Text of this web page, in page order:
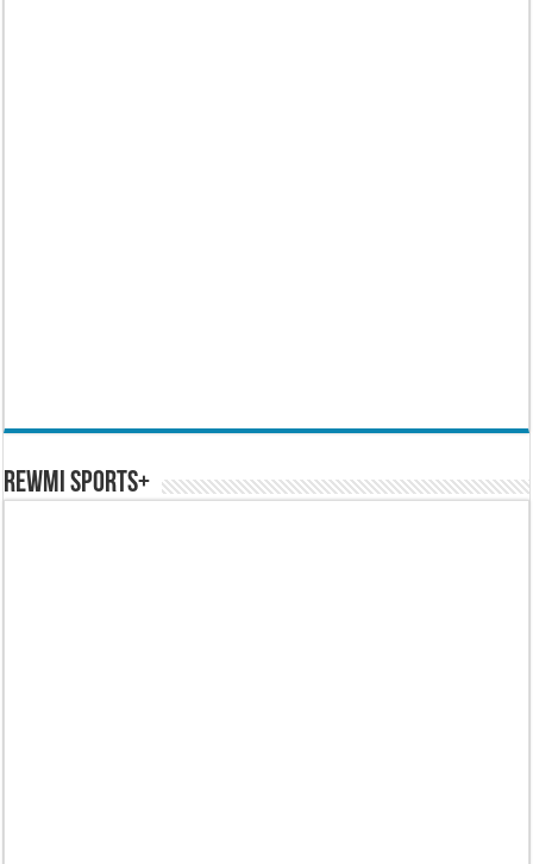
REWMI SPORTS+